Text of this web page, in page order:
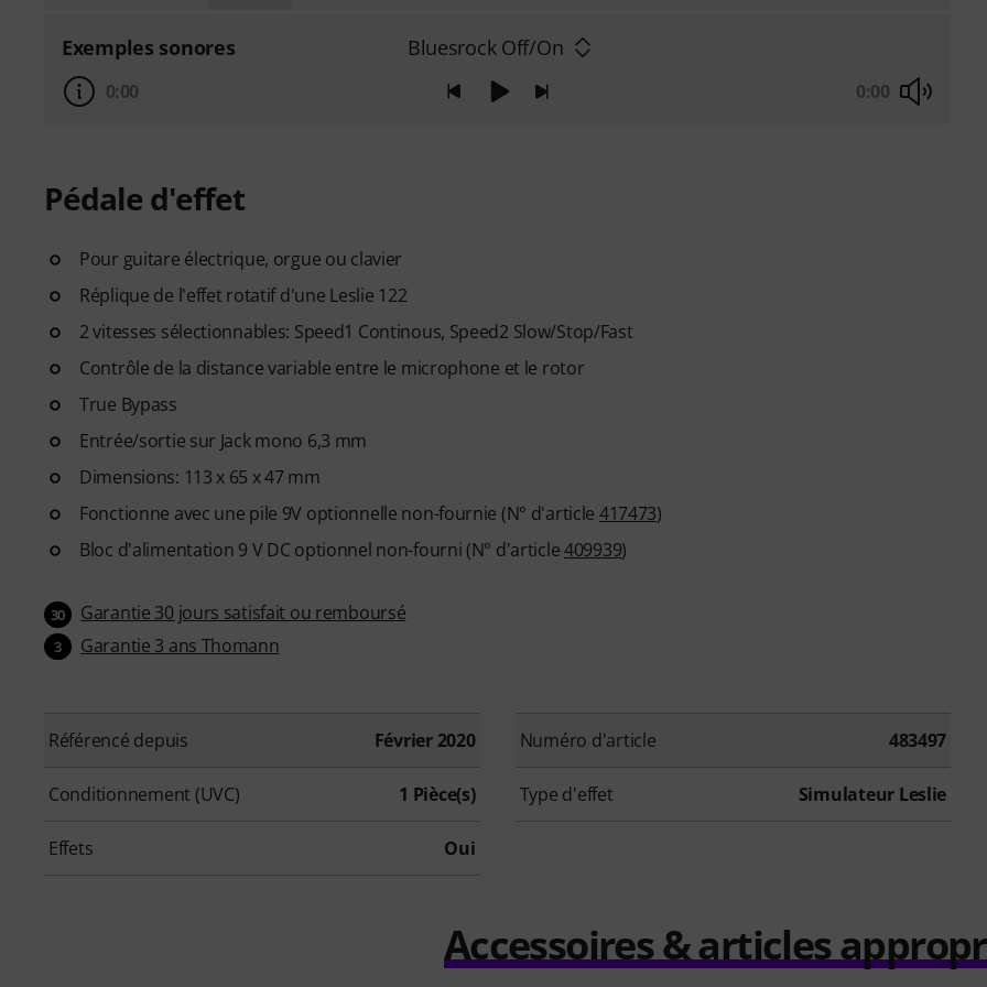
Exemples sonores Bluesrock Off/On
0:00 0:00
Pédale d'effet
Pour guitare électrique, orgue ou clavier
Réplique de l'effet rotatif d'une Leslie 122
2 vitesses sélectionnables: Speed1 Continous, Speed2 Slow/Stop/Fast
Contrôle de la distance variable entre le microphone et le rotor
True Bypass
Entrée/sortie sur Jack mono 6,3 mm
Dimensions: 113 x 65 x 47 mm
Fonctionne avec une pile 9V optionnelle non-fournie (N° d'article 417473)
Bloc d'alimentation 9 V DC optionnel non-fourni (N° d'article409939)
30 Garantie 30 jours satisfait ou remboursé
3 Garantie 3 ans Thomann
Référencé depuis Février 2020 Numéro d'article 483497
Conditionnement (UVC) 1 Pièce(s) Type d'effet Simulateur Leslie
Effets Oui
Accessoires & articles